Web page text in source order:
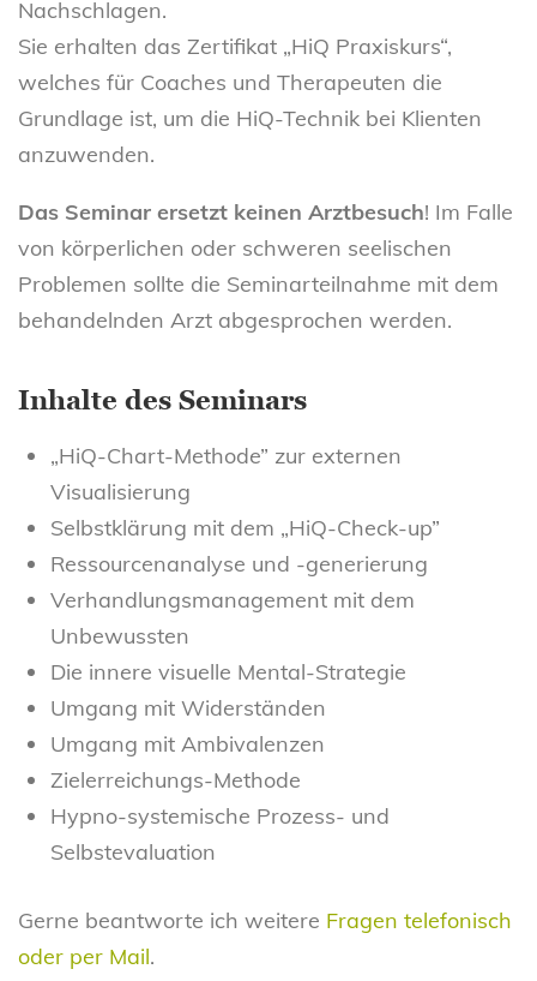
Nachschlagen.
Sie erhalten das Zertifikat „HiQ Praxiskurs“,
welches für Coaches und Therapeuten die
Grundlage ist, um die HiQ-Technik bei Klienten
anzuwenden.
Das Seminar ersetzt keinen Arztbesuch! Im Falle
von körperlichen oder schweren seelischen
Problemen sollte die Seminarteilnahme mit dem
behandelnden Arzt abgesprochen werden.
Inhalte des Seminars
„HiQ-Chart-Methode” zur externen
Visualisierung
Selbstklärung mit dem „HiQ-Check-up”
Ressourcenanalyse und -generierung
Verhandlungsmanagement mit dem
Unbewussten
Die innere visuelle Mental-Strategie
Umgang mit Widerständen
Umgang mit Ambivalenzen
Zielerreichungs-Methode
Hypno-systemische Prozess- und
Selbstevaluation
Gerne beantworte ich weitere Fragen telefonisch
oder per Mail.